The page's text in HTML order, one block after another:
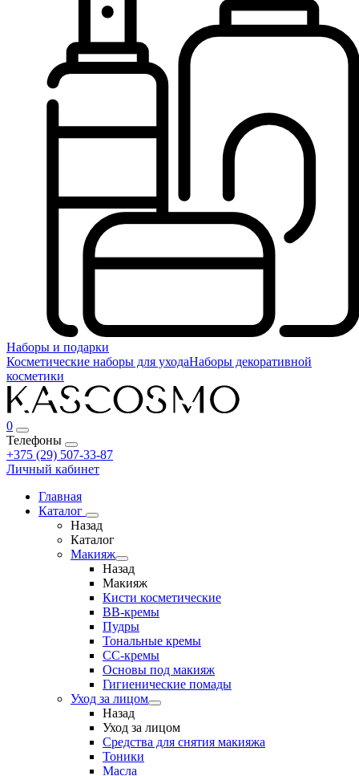
Наборы и подарки
Косметические наборы для уходаНаборы декоративной
косметики
0
Телефоны
+375 (29) 507-33-87
Личный кабинет
Главная
Каталог
Назад
Каталог
Макияж
Назад
Макияж
Кисти косметические
BB-кремы
Пудры
Тональные кремы
CC-кремы
Основы под макияж
Гигиенические помады
Уход за лицом
Назад
Уход за лицом
Средства для снятия макияжа
Тоники
Масла